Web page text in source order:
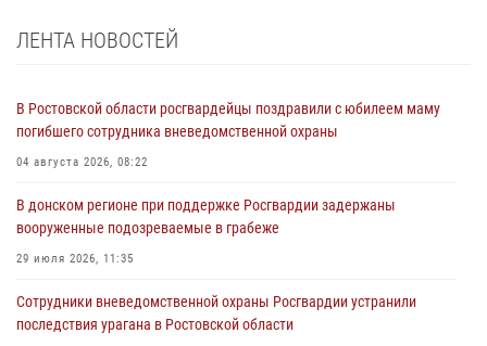
ЛЕНТА НОВОСТЕЙ
В Ростовской области росгвардейцы поздравили с юбилеем маму
погибшего сотрудника вневедомственной охраны
04 августа 2026, 08:22
В донском регионе при поддержке Росгвардии задержаны
вооруженные подозреваемые в грабеже
29 июля 2026, 11:35
Сотрудники вневедомственной охраны Росгвардии устранили
последствия урагана в Ростовской области